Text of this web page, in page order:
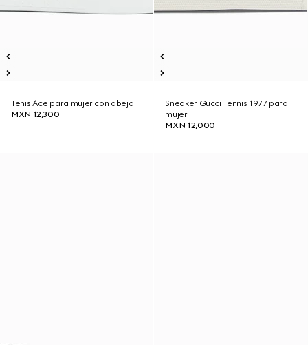
Tenis Ace para mujer con abeja
MXN 12,300
Sneaker Gucci Tennis 1977 para
mujer
MXN 12,000